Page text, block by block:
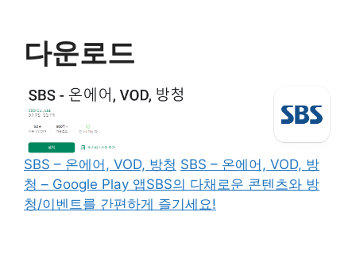
다운로드
SBS – 온에어, VOD, 방청 SBS – 온에어, VOD, 방
청 – Google Play 앱SBS의 다채로운 콘텐츠와 방
청/이벤트를 간편하게 즐기세요!